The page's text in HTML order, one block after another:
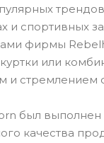
и
фирмы
или
и стремлением
был
качества